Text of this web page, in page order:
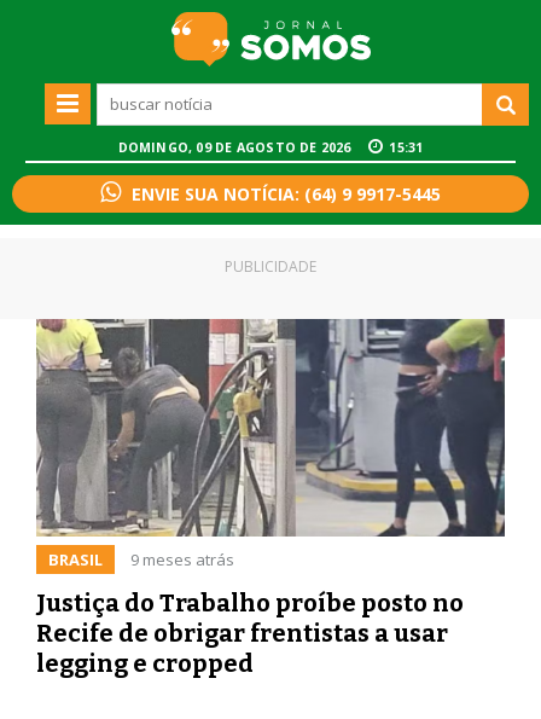
DOMINGO, 09 DE AGOSTO DE 2026 15:31
ENVIE SUA NOTÍCIA: (64) 9 9917-5445
BRASIL 9 meses atrás
Justiça do Trabalho proíbe posto no
Recife de obrigar frentistas a usar
legging e cropped
PUBLICIDADE